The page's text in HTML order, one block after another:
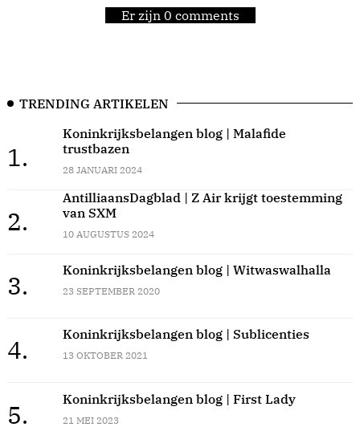
Er zijn 0 comments
TRENDING ARTIKELEN
1.
Koninkrijksbelangen blog | Malafide
trustbazen
28 JANUARI 2024
2.
AntilliaansDagblad | Z Air krijgt toestemming
van SXM
10 AUGUSTUS 2024
3.
Koninkrijksbelangen blog | Witwaswalhalla
23 SEPTEMBER 2020
4.
Koninkrijksbelangen blog | Sublicenties
13 OKTOBER 2021
5.
Koninkrijksbelangen blog | First Lady
21 MEI 2023